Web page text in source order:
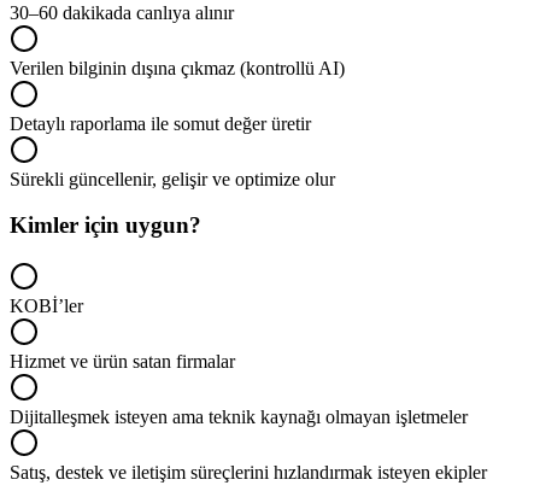
30–60 dakikada canlıya alınır
Verilen bilginin dışına çıkmaz (kontrollü AI)
Detaylı raporlama ile somut değer üretir
Sürekli güncellenir, gelişir ve optimize olur
Kimler için uygun?
KOBİ’ler
Hizmet ve ürün satan firmalar
Dijitalleşmek isteyen ama teknik kaynağı olmayan işletmeler
Satış, destek ve iletişim süreçlerini hızlandırmak isteyen ekipler